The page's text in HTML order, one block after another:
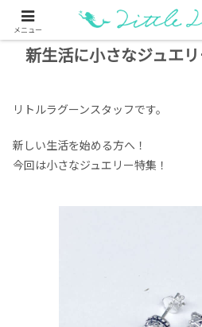
新生活に小さなジュエ
リトルラグーンスタッフです。
新しい生活を始める方へ！
今回は小さなジュエリー特集！
メニュー